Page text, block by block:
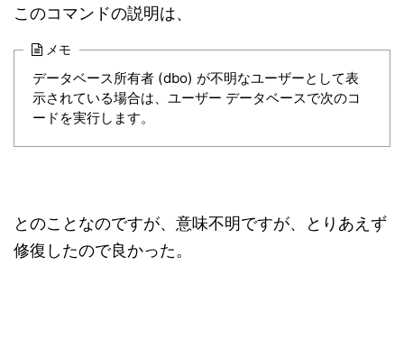
このコマンドの説明は、
メモ
データベース所有者 (dbo) が不明なユーザーとして表
示されている場合は、ユーザー データベースで次のコ
ードを実行します。
とのことなのですが、意味不明ですが、とりあえず
修復したので良かった。